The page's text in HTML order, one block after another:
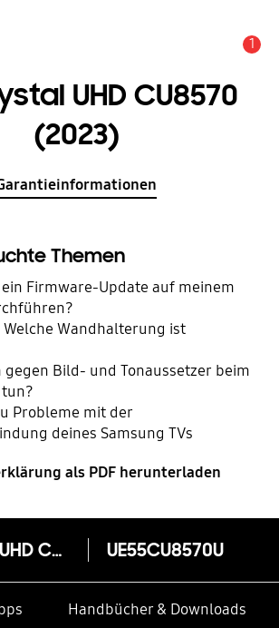
1
UHD CU8570
(2023)
Themen
Firmware-Update auf meinem
Welche Wandhalterung ist
gegen Bild- und Tonaussetzer beim
Probleme mit der
deines Samsung TVs
als PDF herunterladen
55" Crystal UHD CU8570 (2023) UE55CU8570U
Handbücher & Downloads